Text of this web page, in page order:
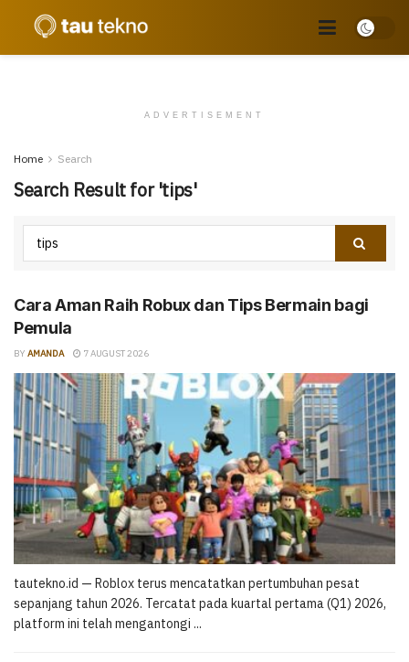
ADVERTISEMENT
Home Search
Search Result for 'tips'
Cara Aman Raih Robux dan Tips Bermain bagi
Pemula
BY AMANDA 7 AUGUST 2026
tautekno.id — Roblox terus mencatatkan pertumbuhan pesat
sepanjang tahun 2026. Tercatat pada kuartal pertama (Q1) 2026,
platform ini telah mengantongi ...